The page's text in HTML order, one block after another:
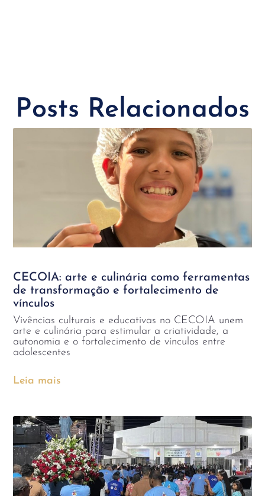
Posts Relacionados
CECOIA: arte e culinária como ferramentas
de transformação e fortalecimento de
vínculos
Vivências culturais e educativas no CECOIA unem
arte e culinária para estimular a criatividade, a
autonomia e o fortalecimento de vínculos entre
adolescentes
Leia mais